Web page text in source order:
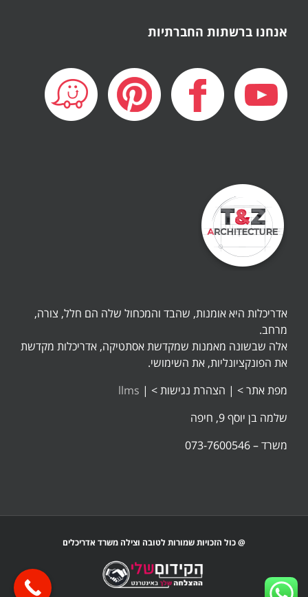
אנחנו ברשתות החברתיות
אדריכלות היא אומנות, שהבד והמכחול שלה הם חלל, צורה,
מרחב.
אלה שבשונה מאמנות שמקדשת אסתטיקה, אדריכלות מקדשת
את הפונקציונליות, את השימושי.
מפת אתר > | הצהרת נגישות > |
llms
שלמה בן יוסף 9, חיפה
משרד – 073-7600546
@ כול הזכויות שמורות לטובה וצילה משרד אדריכלים